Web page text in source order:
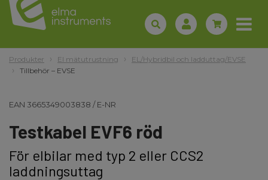
Produkter El mätutrustning
EL/Hybridbil och ladduttag/EVSE
Tillbehör – EVSE
EAN 3665349003838 /E-NR
Testkabel EVF6 röd
För elbilar med typ 2 eller CCS2
laddningsuttag